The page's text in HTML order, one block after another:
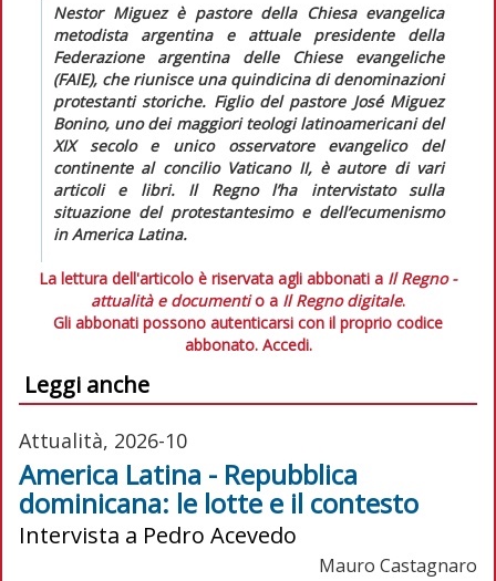
Nestor Miguez è pastore della Chiesa evangelica
metodista argentina e attuale presidente della
Federazione argentina delle Chiese evangeliche
(FAIE), che riunisce una quindicina di denominazioni
protestanti storiche. Figlio del pastore José Miguez
Bonino, uno dei maggiori teologi latinoamericani del
XIX secolo e unico osservatore evangelico del
continente al concilio Vaticano II, è autore di vari
articoli e libri. Il Regnol’ha intervistato sulla
situazione del protestantesimo e dell’ecumenismo
in America Latina.
La lettura dell'articolo è riservata agli abbonati a Il Regno -
attualità e documentio a Il Regno digitale.
Gli abbonati possono autenticarsi con il proprio codice
abbonato. Accedi.
Leggi anche
Attualità, 2026-10
America Latina - Repubblica
dominicana: le lotte e il contesto
Intervista a Pedro Acevedo
Mauro Castagnaro